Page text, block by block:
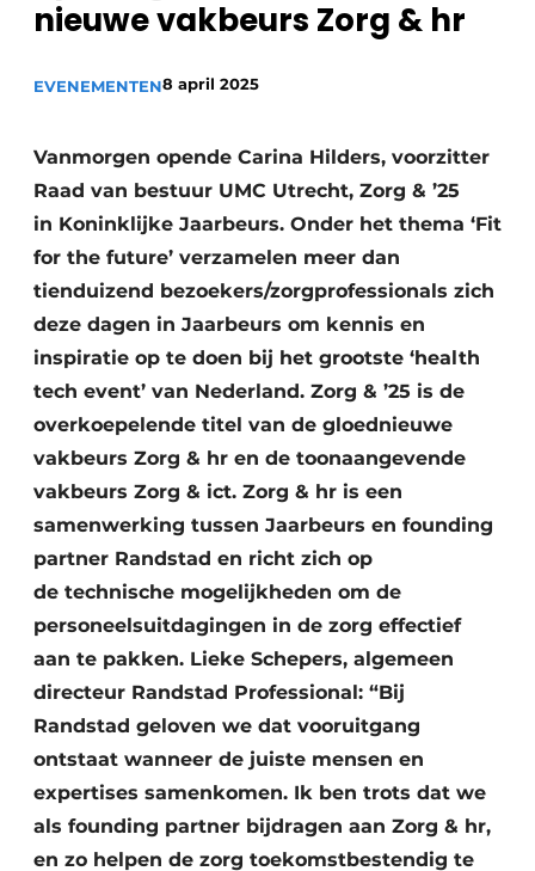
Podcasts
Vacature aanmelden
Video’s
Privéklinieken
Laboratoria
nieuwe vakbeurs Zorg & hr
EVENEMENTEN8 april 2025
Vanmorgen opende Carina Hilders, voorzitter
Raad van bestuur UMC Utrecht, Zorg & ’25
in Koninklijke Jaarbeurs. Onder het thema ‘Fit
for the future’ verzamelen meer dan
tienduizend bezoekers/zorgprofessionals zich
deze dagen in Jaarbeurs om kennis en
inspiratie op te doen bij het grootste ‘health
tech event’ van Nederland. Zorg & ’25 is de
overkoepelende titel van de gloednieuwe
vakbeurs Zorg & hr en de toonaangevende
vakbeurs Zorg & ict. Zorg & hr is een
samenwerking tussen Jaarbeurs en founding
partner Randstad en richt zich op
de technische mogelijkheden om de
personeelsuitdagingen in de zorg effectief
aan te pakken. Lieke Schepers, algemeen
directeur Randstad Professional: “Bij
Randstad geloven we dat vooruitgang
ontstaat wanneer de juiste mensen en
expertises samenkomen. Ik ben trots dat we
als founding partner bijdragen aan Zorg & hr,
en zo helpen de zorg toekomstbestendig te